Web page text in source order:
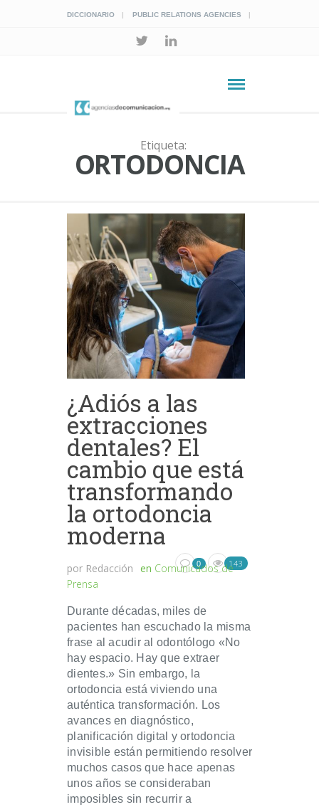
DICCIONARIO PUBLIC RELATIONS AGENCIES
Etiqueta:
ORTODONCIA
¿Adiós a las
extracciones
dentales? El
cambio que está
transformando
la ortodoncia
moderna
por Redacción en Comunicados de
Prensa
0 143
Durante décadas, miles de
pacientes han escuchado la misma
frase al acudir al odontólogo «No
hay espacio. Hay que extraer
dientes.» Sin embargo, la
ortodoncia está viviendo una
auténtica transformación. Los
avances en diagnóstico,
planificación digital y ortodoncia
invisible están permitiendo resolver
muchos casos que hace apenas
unos años se consideraban
imposibles sin recurrir a